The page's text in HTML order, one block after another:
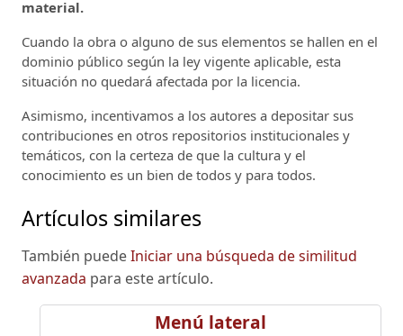
material.
Cuando la obra o alguno de sus elementos se hallen en el
dominio público según la ley vigente aplicable, esta
situación no quedará afectada por la licencia.
Asimismo, incentivamos a los autores a depositar sus
contribuciones en otros repositorios institucionales y
temáticos, con la certeza de que la cultura y el
conocimiento es un bien de todos y para todos.
Artículos similares
También puedeIniciar una búsqueda de similitud
avanzada para este artículo.
Menú lateral